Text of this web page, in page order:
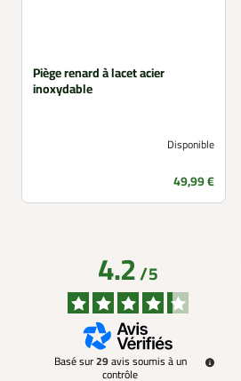
Piège renard à lacet acier
inoxydable
Disponible
Prix
49,99 €
4.2/5
Basé sur29avis soumis à un
contrôle